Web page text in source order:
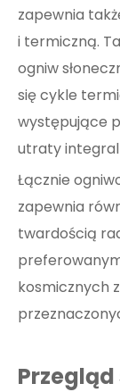
zapewnia
i termiczną.
ogniw
się cykle
występujące
utraty
Łącznie
zapewnia
twardością
kosmicznych
Przegląd